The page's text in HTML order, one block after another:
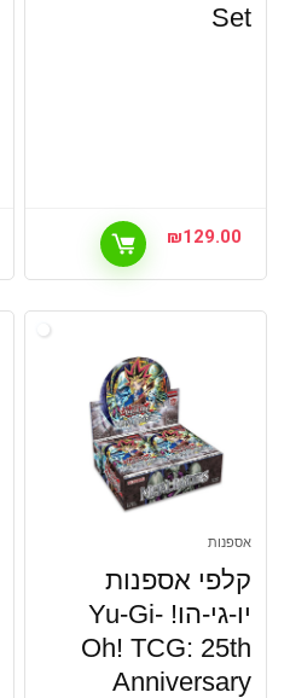
Set
₪129.00
אספנות
קלפי אספנות
יו-גי-הו! Yu-Gi-
Oh! TCG: 25th
Anniversary